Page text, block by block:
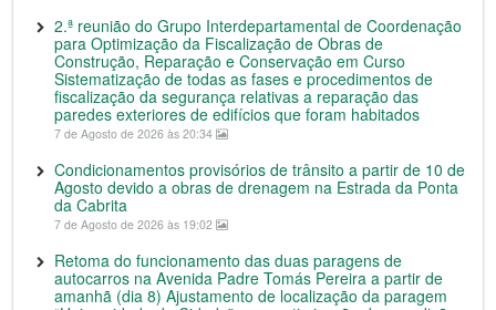
2.ª reunião do Grupo Interdepartamental de Coordenação
para Optimização da Fiscalização de Obras de
Construção, Reparação e Conservação em Curso
Sistematização de todas as fases e procedimentos de
fiscalização da segurança relativas a reparação das
paredes exteriores de edifícios que foram habitados
7 de Agosto de 2026 às 20:34
Condicionamentos provisórios de trânsito a partir de 10 de
Agosto devido a obras de drenagem na Estrada da Ponta
da Cabrita
7 de Agosto de 2026 às 19:02
Retoma do funcionamento das duas paragens de
autocarros na Avenida Padre Tomás Pereira a partir de
amanhã (dia 8) Ajustamento de localização da paragem